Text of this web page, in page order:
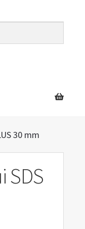
30 mm
SDS